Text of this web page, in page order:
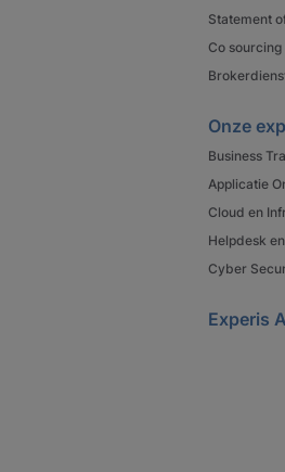
Statement
Co
Onze
Business
Applicatie
Cloud en
Helpdesk
Cyber
Experis